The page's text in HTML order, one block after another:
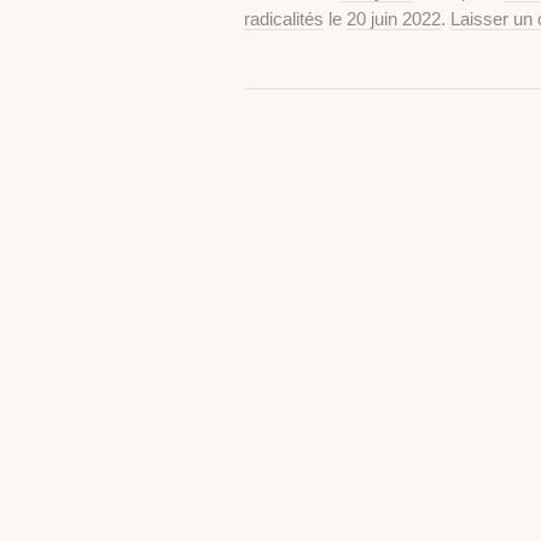
radicalités le 20 juin 2022. Laisser un